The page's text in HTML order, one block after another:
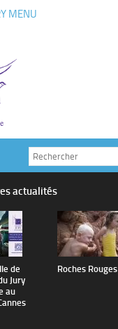
MENU
actualités
de
Jury
au
Roches Rouges